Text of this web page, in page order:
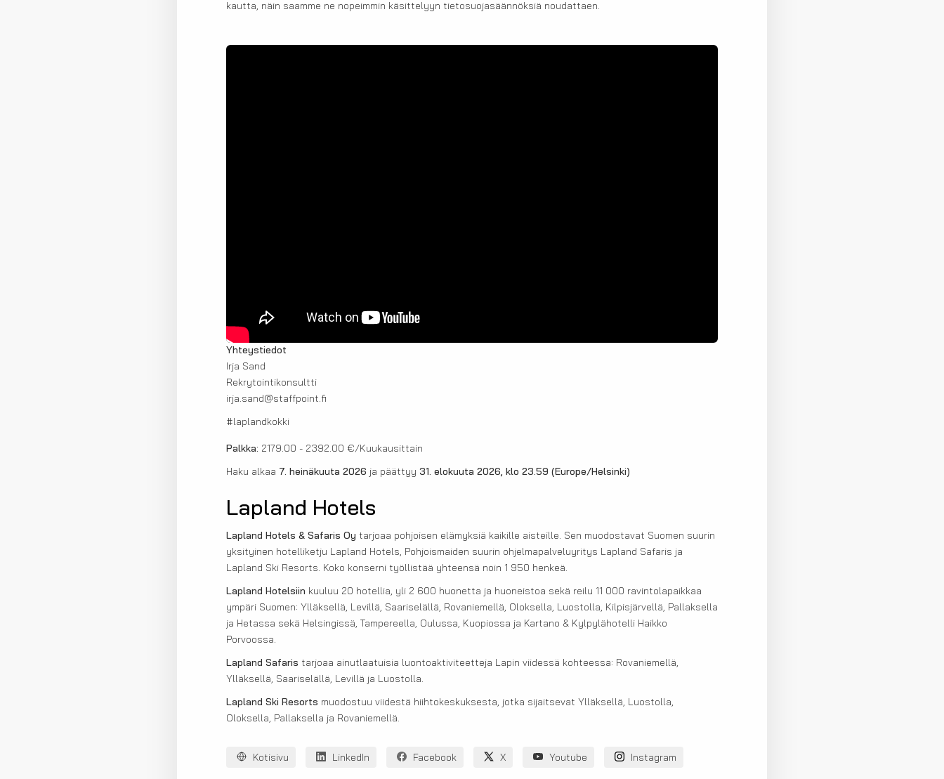
kautta, näin saamme ne nopeimmin käsittelyyn tietosuojasäännöksiä noudattaen.
Yhteystiedot
Irja Sand
Rekrytointikonsultti
irja.sand@staffpoint.fi
#laplandkokki
Palkka: 2179.00 - 2392.00 €/Kuukausittain
Haku alkaa 7. heinäkuuta 2026 ja päättyy 31. elokuuta 2026, klo 23.59 (Europe/Helsinki)
Lapland Hotels
Lapland Hotels & Safaris Oy tarjoaa pohjoisen elämyksiä kaikille aisteille. Sen muodostavat Suomen suurin
yksityinen hotelliketju Lapland Hotels, Pohjoismaiden suurin ohjelmapalveluyritys Lapland Safaris ja
Lapland Ski Resorts. Koko konserni työllistää yhteensä noin 1 950 henkeä.
Lapland Hotelsiin kuuluu 20 hotellia, yli 2 600 huonetta ja huoneistoa sekä reilu 11 000 ravintolapaikkaa
ympäri Suomen: Ylläksellä, Levillä, Saariselällä, Rovaniemellä, Oloksella, Luostolla, Kilpisjärvellä, Pallaksella
ja Hetassa sekä Helsingissä, Tampereella, Oulussa, Kuopiossa ja Kartano & Kylpylähotelli Haikko
Porvoossa.
Lapland Safaris tarjoaa ainutlaatuisia luontoaktiviteetteja Lapin viidessä kohteessa: Rovaniemellä,
Ylläksellä, Saariselällä, Levillä ja Luostolla.
Lapland Ski Resorts muodostuu viidestä hiihtokeskuksesta, jotka sijaitsevat Ylläksellä, Luostolla,
Oloksella, Pallaksella ja Rovaniemellä.
Kotisivu LinkedIn Facebook X Youtube Instagram